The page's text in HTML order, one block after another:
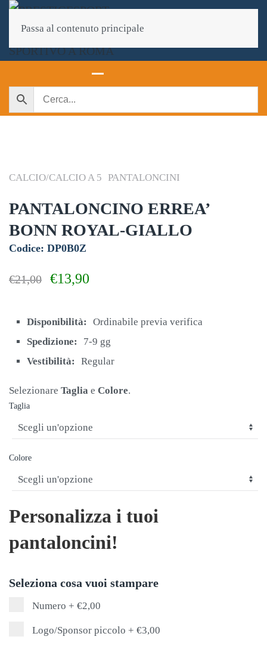
Passa al contenuto principale
CALCIO/CALCIO A 5 PANTALONCINI
PANTALONCINO ERREA’
BONN ROYAL-GIALLO
Codice: DP0B0Z
€21,00
era:
€13,90
è:
Disponibilità:
Ordinabile previa verifica
Spedizione:
7-9 gg
Vestibilità:
Regular
Selezionare Taglia e Colore.
Taglia
Colore
Personalizza i tuoi
pantaloncini!
Seleziona cosa vuoi stampare
Numero + €2,00
Logo/Sponsor piccolo + €3,00